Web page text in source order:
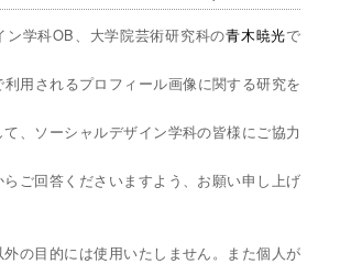
ン学科OB、大学院芸術研究科の青木暁光で
用されるプロフィール画像に関する研究を
、ソーシャルデザイン学科の皆様にご協力
ご回答くださいますよう、お願い申し上げ
の目的には使用いたしません。また個人が